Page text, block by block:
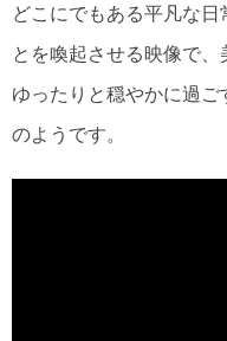
どこにでもある平凡な
とを喚起させる映像で
ゆったりと穏やかに過
のようです。